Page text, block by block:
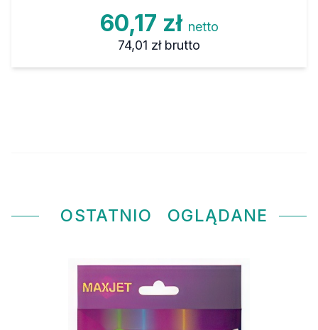
60,17 zł netto
74,01 zł brutto
OSTATNIO OGLĄDANE